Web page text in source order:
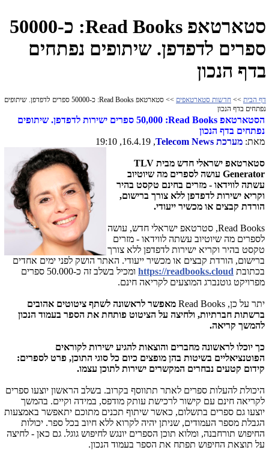
סטארטאפ Read Books: כ-50000
ספרים לדפדפן. שיתופים נפתחים
בדף הנכון
דף הבית >> חדשות סטארטאפים
>> סטארטאפ Read Books: כ-50000 ספרים לדפדפן. שיתופים
נפתחים בדף הנכון
הסטארטאפ Read Books
: 50,000 ספרים ישירות לדפדפן. שיתופים
נפתחים בדף הנכון
מאת: מערכת Telecom News
, 16.4.19, 19:10
סטארטאפ ישראלי חדש
מבית TLV
Generator עושה
לספרים מה שיוטיוב
עשתה לווידאו - מזרים בחינם טקסט בהיר
וקריא ישירות לדפדפן ללא צורך ברישום,
הורדת קבצים או מכשיר ייעודי.
Read Books, סטרטאפ ישראלי חדש, עושה
לספרים מה שיוטיוב עשתה לווידאו - מזרים
טקסט בהיר וקריא ישירות לדפדפן ללא צורך
ברישום, הורדת קבצים או מכשיר ייעודי. האתר הושק לפני ימים אחדים
בכתובת https://readbooks.cloud
ומכיל בשלב זה כ-50.000 ספרים
מפרויקט גוטנברג המוצעים לקריאה חינם.
יתר על כן, Read Books מאפשר לראשונה לשתף ציטוטים אהובים
ברשתות חברתיות, ולחיצה על הציטוט פותחת את הספר בעמוד הנכון
להמשך קריאה.
כך יוכלו לראשונה מחברים והוצאות להגיע ישירות לקוראים
הפוטנציאליים בשיטות בהן מופצים כיום כל סוגי התוכן, פרט לספרים:
קידום קטעים נבחרים המקשרים ישירות לתוכן עצמו.
היכולת להעלות ספרים לאתר תתווסף בקרוב. בשלב הראשון יוצעו ספרים
לקריאה חינם עם קישור לרכישת עותק מודפס, במידה וקיים. בהמשך
יוצעו גם ספרים בתשלום, כאשר שיתוף תכנים מתוכם יתאפשר באמצעות
הגבלת מספר העמודים, שניתן יהיה לקרוא ללא חיוב בכל ספר. יכולות
החיפוש תורחבנה, ומלוא תוכן הספרים יונגש לחיפוש גוגל. גם כאן - לחיצה
על תוצאת החיפוש תפתח את הספר בעמוד הנכון.